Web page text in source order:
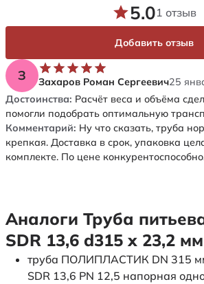
З Захаров Роман Сергеевич25
Достоинства: Расчёт веса и объёма
помогли подобрать оптимальную
Комментарий: Ну что сказать, труба
крепкая. Доставка в срок, упаковка
комплекте. По цене
5.01 отзыв
Добавить отзыв
Аналоги Труба
SDR 13,6 d315 х 23,2 мм
труба ПОЛИПЛАСТИК DN 315
SDR 13,6 PN 12,5 напорная